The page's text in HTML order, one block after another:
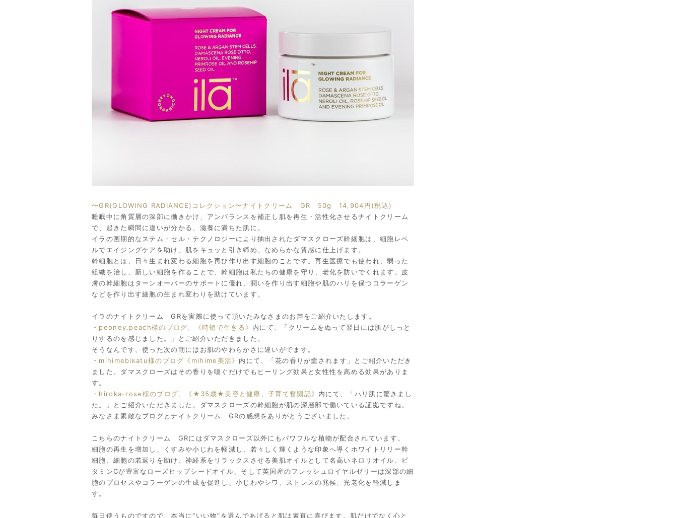
〜GR(GLOWING RADIANCE)コレクション〜ナイトクリーム GR 50g 14,904円(税込)
睡眠中に角質層の深部に働きかけ、アンバランスを補正し肌を再生・活性化させるナイトクリーム
で、起きた瞬間に違いが分かる、滋養に満ちた肌に。
イラの画期的なステム・セル・テクノロジーにより抽出されたダマスクローズ幹細胞は、細胞レベ
ルでエイジングケアを助け、肌をキュッと引き締め、なめらかな質感に仕上げます。
幹細胞とは、日々生まれ変わる細胞を再び作り出す細胞のことです。再生医療でも使われ、弱った
組織を治し、新しい細胞を作ることで、幹細胞は私たちの健康を守り、老化を防いでくれます。皮
膚の幹細胞はターンオーバーのサポートに優れ、潤いを作り出す細胞や肌のハリを保つコラーゲン
などを作り出す細胞の生まれ変わりを助けています。
イラのナイトクリーム GRを実際に使って頂いたみなさまのお声をご紹介いたします。
・ peoney.peach様のブログ、《時短で生きる》 内にて、「クリームをぬって翌日には肌がしっと
りするのを感じました。」とご紹介いただきました。
そうなんです、使った次の朝にはお肌のやわらかさに違いがでます。
・ mihimebikatu様のブログ《mihime美活》 内にて、「花の香りが癒されます」とご紹介いただき
ました。ダマスクローズはその香りを嗅ぐだけでもヒーリング効果と女性性を高める効果がありま
す。
・ hiroka-rose様のブログ、《★35歳★美容と健康、子育て奮闘記》 内にて、「ハリ肌に驚きまし
た。」とご紹介いただきました。ダマスクローズの幹細胞が肌の深層部で働いている証拠ですね。
みなさま素敵なブログとナイトクリーム GRの感想をありがとうございました。
こちらのナイトクリーム GRにはダマスクローズ以外にもパワフルな植物が配合されています。
細胞の再生を増加し、くすみや小じわを軽減し、若々しく輝くような印象へ導くホワイトリリー幹
細胞、細胞の若返りを助け、神経系をリラックスさせる美肌オイルとして名高いネロリオイル、ビ
タミンCが豊富なローズヒップシードオイル、そして英国産のフレッシュロイヤルゼリーは深部の細
胞のプロセスやコラーゲンの生成を促進し、小じわやシワ、ストレスの兆候、光老化を軽減しま
す。
毎日使うものですので、本当に″いい物″を選んであげると肌は素直に喜びます。肌だけでなく心と